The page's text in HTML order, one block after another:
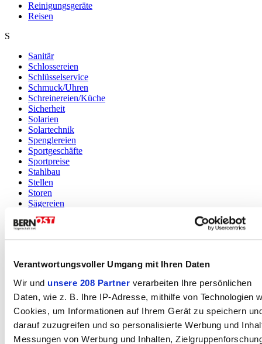
Verantwortungsvoller Umgang mit Ihren Daten
Wir und unsere 208 Partner verarbeiten Ihre persönlichen
Daten, wie z. B. Ihre IP-Adresse, mithilfe von Technologien
Cookies, um Informationen auf Ihrem Gerät zu speichern
darauf zuzugreifen und so personalisierte Werbung und
Messungen von Werbung und Inhalten,
Reinigungsgeräte
Reisen
S
Sanitär
Schlossereien
Schlüsselservice
Schmuck/Uhren
Schreinereien/Küche
Sicherheit
Solarien
Solartechnik
Spenglereien
Sportgeschäfte
Sportpreise
Stahlbau
Stellen
Storen
Sägereien
TV;HiFi
Tanzstudios
Technischer Service
Telekom
Tennishallen
Teppiche/Möbel
Textildruck
Tierärzte